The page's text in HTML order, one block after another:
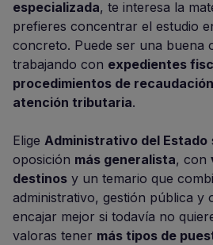
especializada, te interesa la
prefieres concentrar el estudio
concreto. Puede ser una buena
trabajando con expedientes
procedimientos de
atención tributaria.
Elige Administrativo del Estado
oposición más generalista, con
destinos y un temario que
administrativo, gestión pública y
encajar mejor si todavía no
valoras tener más tipos de